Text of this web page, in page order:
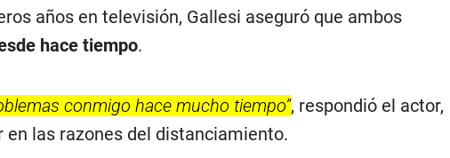
años en televisión, Gallesi aseguró que ambos
hace tiempo.
conmigo hace mucho tiempo”, respondió el actor,
en las razones del distanciamiento.